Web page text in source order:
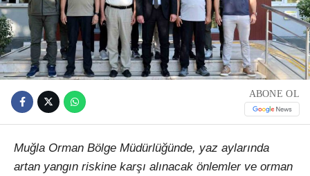
ABONE OL
Muğla Orman Bölge Müdürlüğünde, yaz aylarında
artan yangın riskine karşı alınacak önlemler ve orman